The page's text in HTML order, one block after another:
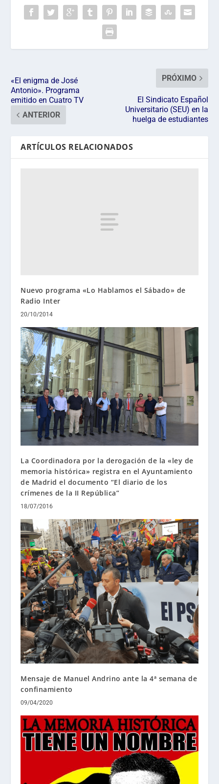
«El enigma de José
Antonio». Programa
emitido en Cuatro TV
ANTERIOR
PRÓXIMO
El Sindicato Español
Universitario (SEU) en la
huelga de estudiantes
ARTÍCULOS RELACIONADOS
Nuevo programa «Lo Hablamos el Sábado» de
Radio Inter
20/10/2014
La Coordinadora por la derogación de la «ley de
memoria histórica» registra en el Ayuntamiento
de Madrid el documento “El diario de los
crímenes de la II República”
18/07/2016
Mensaje de Manuel Andrino ante la 4ª semana de
confinamiento
09/04/2020